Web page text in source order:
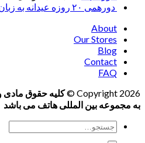
دورهمی ۲۰ روزه عیدانه به زبان عربی
About
Our Stores
Blog
Contact
FAQ
Copyright 2026 ©
کلیه حقوق
به مجموعه بین المللی هاتف می باشد
جستجو
برای: